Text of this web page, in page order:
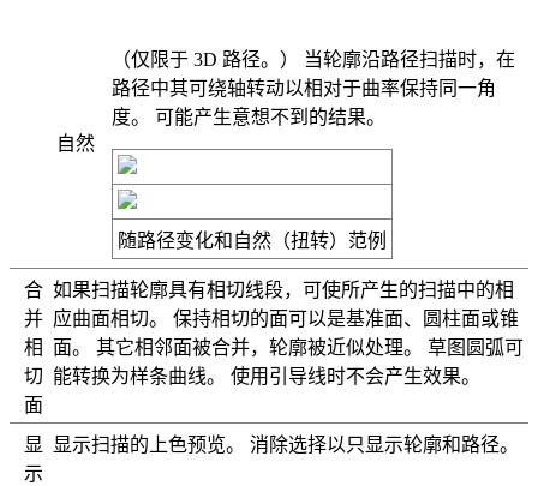
自然
（仅限于 3D 路径。） 当轮廓沿路径扫描时，在
路径中其可绕轴转动以相对于曲率保持同一角
度。 可能产生意想不到的结果。
随路径变化和 自然 （扭转）范例
合
并
相
切
面
如果扫描轮廓具有相切线段，可使所产生的扫描中的相
应曲面相切。 保持相切的面可以是基准面、圆柱面或锥
面。 其它相邻面被合并，轮廓被近似处理。 草图圆弧可
能转换为样条曲线。 使用引导线时不会产生效果。
显
示
显示扫描的上色预览。 消除选择以只显示轮廓和路径。